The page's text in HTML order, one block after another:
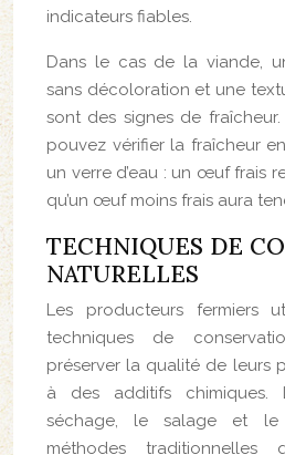
indicateurs fiables.
Dans le cas de la viande,
sans décoloration et une
sont des signes de
pouvez vérifier la fraîcheur
un verre d’eau : un œuf frais
qu’un œuf moins frais aura
TECHNIQUES DE
NATURELLES
Les producteurs fermiers
techniques de
préserver la qualité de leurs
à des additifs chimiques.
séchage, le salage et
méthodes traditionnelles